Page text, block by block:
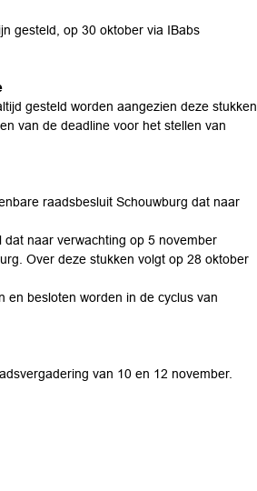
gesteld, op 30 oktober via IBabs
gesteld worden aangezien deze stukken
van de deadline voor het stellen van
raadsbesluit Schouwburg dat naar
naar verwachting op 5 november
Over deze stukken volgt op 28 oktober
en besloten worden in de cyclus van
van 10 en 12 november.